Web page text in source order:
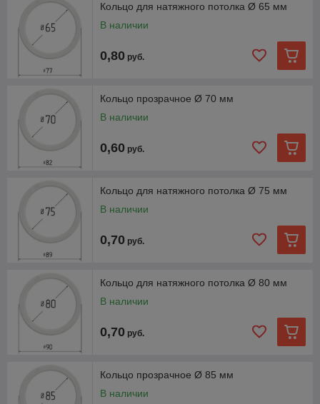
Кольцо для натяжного потолка Ø 65 мм
В наличии
0,80 руб.
Кольцо прозрачное Ø 70 мм
В наличии
0,60 руб.
Кольцо для натяжного потолка Ø 75 мм
В наличии
0,70 руб.
Кольцо для натяжного потолка Ø 80 мм
В наличии
0,70 руб.
Кольцо прозрачное Ø 85 мм
В наличии